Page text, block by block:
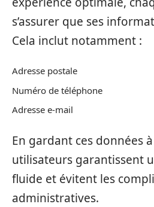
s’assurer que ses
Cela inclut notamment :
Adresse postale
Numéro de téléphone
Adresse e-mail
En gardant ces données
utilisateurs garantissent
fluide et évitent les
administratives.